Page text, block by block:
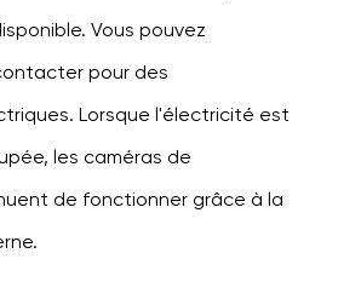
Vous pouvez
pour des
Lorsque l'électricité est
les caméras de
de fonctionner grâce à la